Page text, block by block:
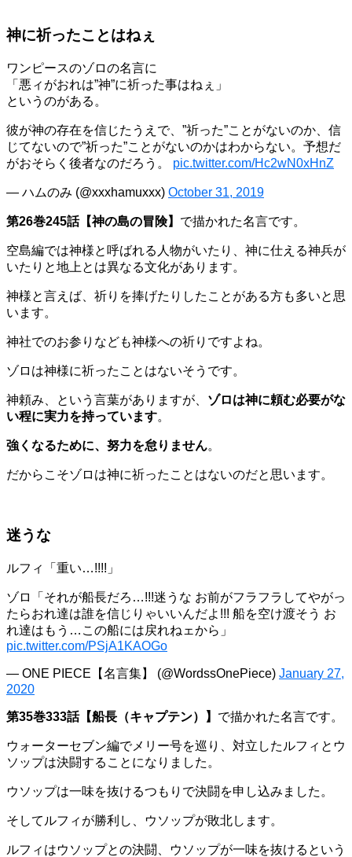
神に祈ったことはねぇ
ワンピースのゾロの名言に
「悪ィがおれは”神”に祈った事はねぇ」
というのがある。
彼が神の存在を信じたうえで、”祈った”ことがないのか、信
じてないので”祈った”ことがないのかはわからない。予想だ
がおそらく後者なのだろう。 pic.twitter.com/Hc2wN0xHnZ
— ハムのみ (@xxxhamuxxx) October 31, 2019
第26巻245話【神の島の冒険】 で描かれた名言です。
空島編では神様と呼ばれる人物がいたり、神に仕える神兵が
いたりと地上とは異なる文化があります。
神様と言えば、祈りを捧げたりしたことがある方も多いと思
います。
神社でのお参りなども神様への祈りですよね。
ゾロは神様に祈ったことはないそうです。
神頼み、という言葉がありますが、 ゾロは神に頼む必要がな
い程に実力を持っています。
強くなるために、努力を怠りません。
だからこそゾロは神に祈ったことはないのだと思います。
迷うな
ルフィ「重い…!!!!」
ゾロ「それが船長だろ…!!!迷うな お前がフラフラしてやがっ
たらおれ達は誰を信じりゃいいんだよ!!! 船を空け渡そう お
れ達はもう…この船には戻れねェから」
pic.twitter.com/PSjA1KAOGo
— ONE PIECE【名言集】 (@WordssOnePiece) January 27,
2020
第35巻333話【船長（キャプテン）】 で描かれた名言です。
ウォーターセブン編でメリー号を巡り、対立したルフィとウ
ソップは決闘することになりました。
ウソップは一味を抜けるつもりで決闘を申し込みました。
そしてルフィが勝利し、ウソップが敗北します。
ルフィはウソップとの決闘、ウソップが一味を抜けるという